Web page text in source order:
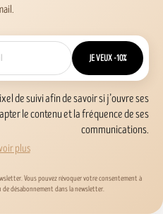
JE VEUX -10%
de suivi afin de savoir si j’ouvre ses
le contenu et la fréquence de ses
communications.
plus
Vous pouvez révoquer votre consentement à
désabonnement dans la newsletter.